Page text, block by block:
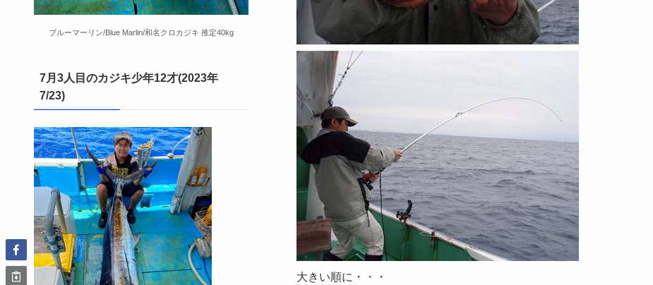
大きい順に・・・
ブルーマーリン/Blue Marlin/和名クロカジキ 推定40kg
7月3人目のカジキ少年12才(2023年
7/23)